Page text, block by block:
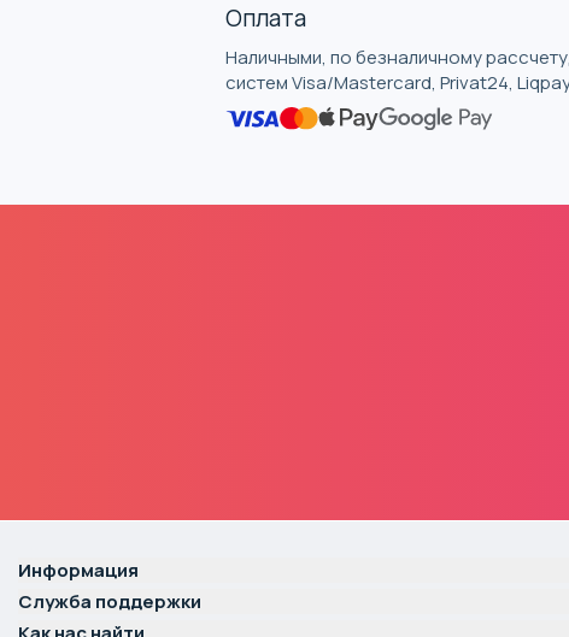
Оплата
Наличными, по безналичному
систем Visa/Mastercard, Privat24,
Информация
Служба поддержки